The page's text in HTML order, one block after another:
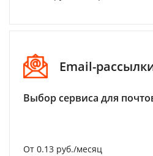
Email-
Выбор сервиса для
От 0.13 руб./месяц